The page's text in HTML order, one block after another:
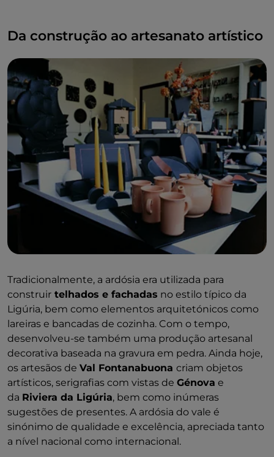
Da construção ao artesanato artístico
Tradicionalmente, a ardósia era utilizada para
construir telhados e fachadas no estilo típico da
Ligúria, bem como elementos arquitetónicos como
lareiras e bancadas de cozinha. Com o tempo,
desenvolveu-se também uma produção artesanal
decorativa baseada na gravura em pedra. Ainda hoje,
os artesãos de Val Fontanabuona criam objetos
artísticos, serigrafias com vistas de Génova e
da Riviera da Ligúria, bem como inúmeras
sugestões de presentes. A ardósia do vale é
sinónimo de qualidade e excelência, apreciada tanto
a nível nacional como internacional.